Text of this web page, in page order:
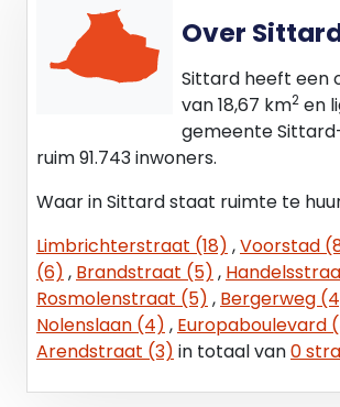
BESCHIKBAARHEID
Per direct.
HUURVOORWAARDEN
HUURTERMIJN
verlengingsperioden van vijf (5)
overleg kan hiervan afgeweken
BETALINGSWIJZE
Betaling door huurder aan
per maand vooruit. Voor of uiterlijk
dag van iedere betalingsperiode
betalingsverplichting van huurder
Over
Sittard heeft een
van 18,67 km2 en
gemeente
ruim 91.743 inwoners.
Waar in Sittard staat ruimte te
Limbrichterstraat (18) ,Voorstad
(6) , Brandstraat (5) ,
Rosmolenstraat (5) , Bergerweg
Nolenslaan (4) , Europaboulevard
Arendstraat (3) in totaal van0